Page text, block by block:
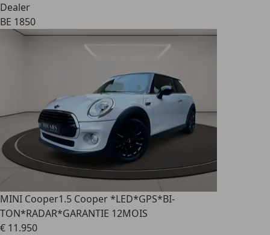
Dealer
BE 1850
MINI Cooper1.5 Cooper *LED*GPS*BI-
TON*RADAR*GARANTIE 12MOIS
€ 11.950